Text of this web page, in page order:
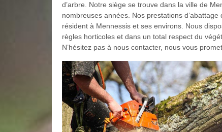
d’arbre. Notre siège se trouve dans la ville de
nombreuses années. Nos prestations
résident à Mennessis et ses environs. Nous
règles horticoles et dans un total respect du
N’hésitez pas à nous contacter, nous vous